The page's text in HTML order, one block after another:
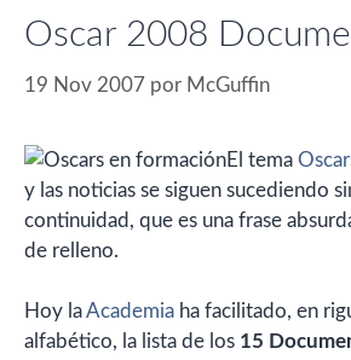
Oscar 2008
19 Nov 2007 por McGuffin
El tema
y las noticias se siguen sucediendo
continuidad, que es una frase
de relleno.
Hoy laAcademia ha facilitado, en
alfabético, la lista de los 15